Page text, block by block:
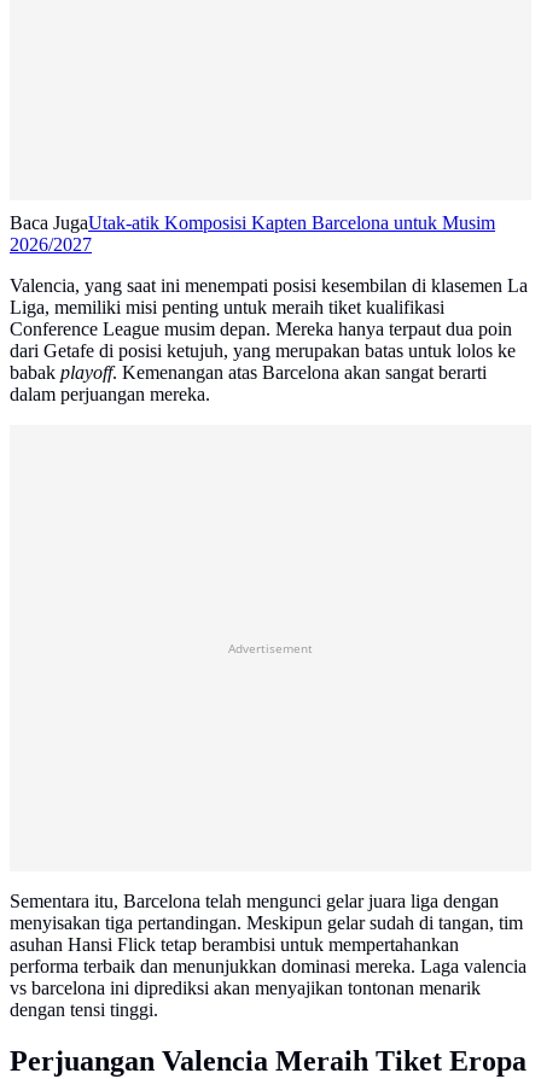
Baca JugaUtak-atik Komposisi Kapten Barcelona untuk Musim
2026/2027
Valencia, yang saat ini menempati posisi kesembilan di klasemen La
Liga, memiliki misi penting untuk meraih tiket kualifikasi
Conference League musim depan. Mereka hanya terpaut dua poin
dari Getafe di posisi ketujuh, yang merupakan batas untuk lolos ke
babak playoff. Kemenangan atas Barcelona akan sangat berarti
dalam perjuangan mereka.
Advertisement
Sementara itu, Barcelona telah mengunci gelar juara liga dengan
menyisakan tiga pertandingan. Meskipun gelar sudah di tangan, tim
asuhan Hansi Flick tetap berambisi untuk mempertahankan
performa terbaik dan menunjukkan dominasi mereka. Laga valencia
vs barcelona ini diprediksi akan menyajikan tontonan menarik
dengan tensi tinggi.
Perjuangan Valencia Meraih Tiket Eropa